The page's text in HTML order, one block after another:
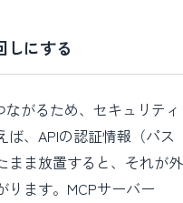
しにする
がるため、セキュリティ
、APIの認証情報（パス
まま放置すると、それが外
ます。MCPサーバー